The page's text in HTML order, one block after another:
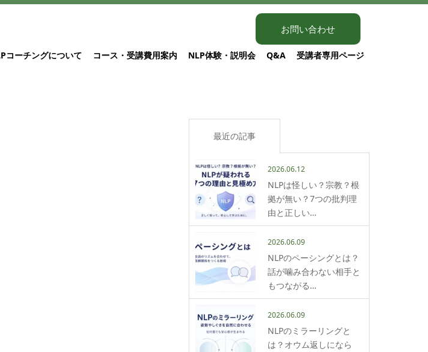
お問い合わせ
コーチングについて コース・受講費用案内 NLP体験・説明会 Q&A 受講者専用ページ
最近の記事
2026.06.12
NLPは怪しい？宗教？根
拠が無い？7つの批判理
由と正しい…
2026.06.09
NLPのペーシングとは？
話が噛み合わない相手と
もつながる…
2026.06.09
NLPのミラーリングと
は？オウム返しになら